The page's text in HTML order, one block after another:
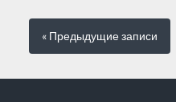
« Предыдущиезаписи